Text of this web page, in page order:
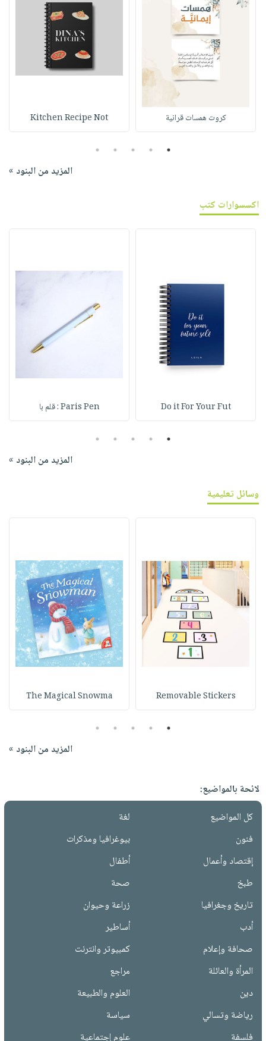
كروت همسات قرانية Kitchen Recipe Not
1
2
3
4
5
المزيد من البنود »
اكسسوارات كتب
Do it For Your Fut Paris Pen : قلم با
1
2
3
4
5
المزيد من البنود »
وسائل تعليمية
Removable Stickers
The Magical Snowma
1
2
3
4
5
المزيد من البنود »
لائحة بالمواضيع:
كل المواضيع
لغة
فنون
بيوغرافيا ومذكرات
إقتصاد وأعمال
أطفال
طبخ
صحة
تاريخ وجغرافيا
زراعة وحيوان
أدب
أساطير
صحافة وإعلام
كمبيوتر وانترنت
المرأة والعائلة
مراجع
دين
العلوم والطبيعة
رياضة وتسالي
سياسة
فلسفة
علوم إجتماعية